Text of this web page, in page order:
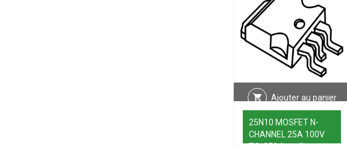
Ajouter au panier
25N10 MOSFET N-
CHANNEL 25A 100V